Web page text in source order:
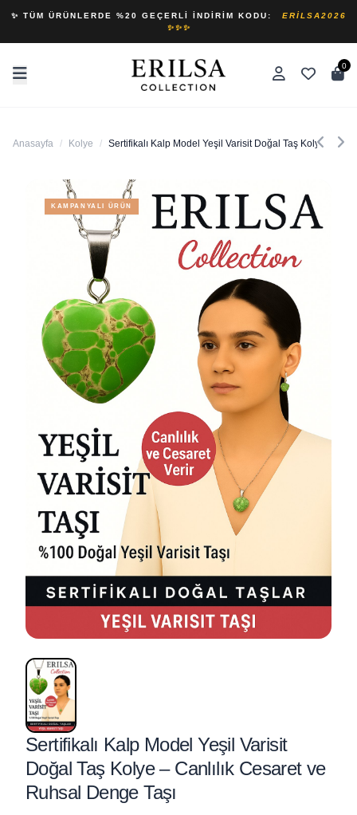
✨ TÜM ÜRÜNLERDE %20 GEÇERLI İNDIRIM KODU:
ERILSA2026
✨✨✨
0
Anasayfa / Kolye / Sertifikalı Kalp Model Yeşil Varisit Doğal Taş Kolye –
KAMPANYALI ÜRÜN
Sertifikalı Kalp Model Yeşil Varisit
Doğal Taş Kolye – Canlılık Cesaret ve
Ruhsal Denge Taşı